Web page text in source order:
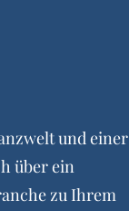
und einer
über ein
zu Ihrem